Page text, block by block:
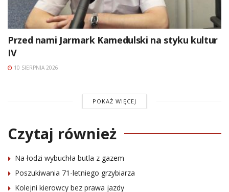
Przed nami Jarmark Kamedulski na styku kultur
IV
10 SIERPNIA 2026
POKAŻ WIĘCEJ
Czytaj również
Na łodzi wybuchła butla z gazem
Poszukiwania 71-letniego grzybiarza
Kolejni kierowcy bez prawa jazdy